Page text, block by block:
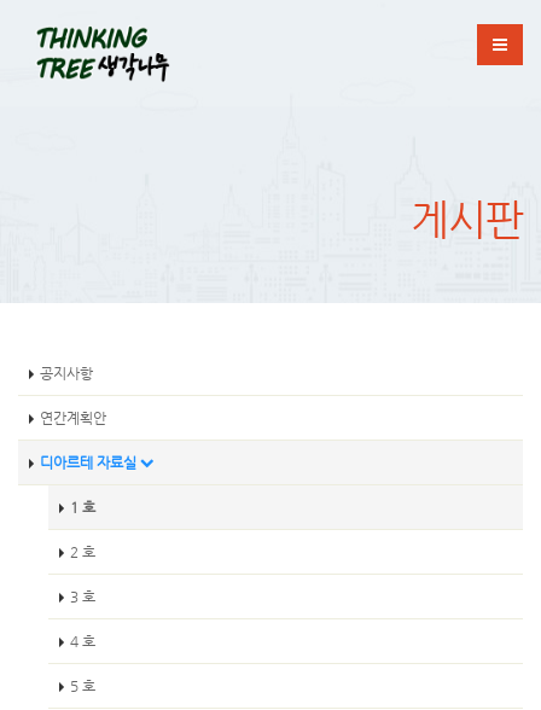
게시판
공지사항
연간계획안
디아르테 자료실
1 호
2 호
3 호
4 호
5 호